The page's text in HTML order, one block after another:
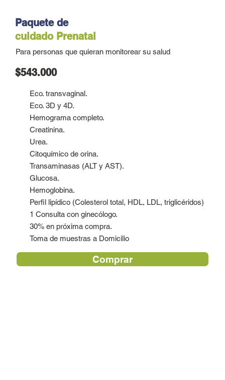
Paquete de
cuidado Prenatal
Para personas que quieran monitorear su salud
$543.000
Eco. transvaginal.
Eco. 3D y 4D.
Hemograma completo.
Creatinina.
Urea.
Citoquímico de orina.
Transaminasas (ALT y AST).
Glucosa.
Hemoglobina.
Perfil lipídico (Colesterol total, HDL, LDL, triglicéridos)
1 Consulta con ginecólogo.
30% en próxima compra.
Toma de muestras a Domicilio
Comprar